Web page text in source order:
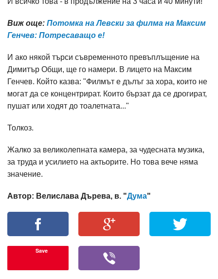
Виж още: Потомка на Левски за филма на Максим
Генчев: Потресаващо е!
И ако някой търси съвременното превъплъщение на
Димитър Общи, ще го намери. В лицето на Максим
Генчев. Който казва: "Филмът е дълъг за хора, които не
могат да се концентрират. Които бързат да се дрогират,
пушат или ходят до тоалетната..."
Толкоз.
Жалко за великолепната камера, за чудесната музика,
за труда и усилието на актьорите. Но това вече няма
значение.
Автор: Велислава Дърева, в. "Дума"
Save